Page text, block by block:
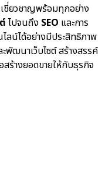
ชี่ยวชาญพร้อมทุกอย่าง
ไปจนถึง SEO และการ
ลน์ได้อย่างมีประสิทธิภาพ
ฒนาเว็บไซต์ สร้างสรรค์
ร้างยอดขายให้กับธุรกิจ